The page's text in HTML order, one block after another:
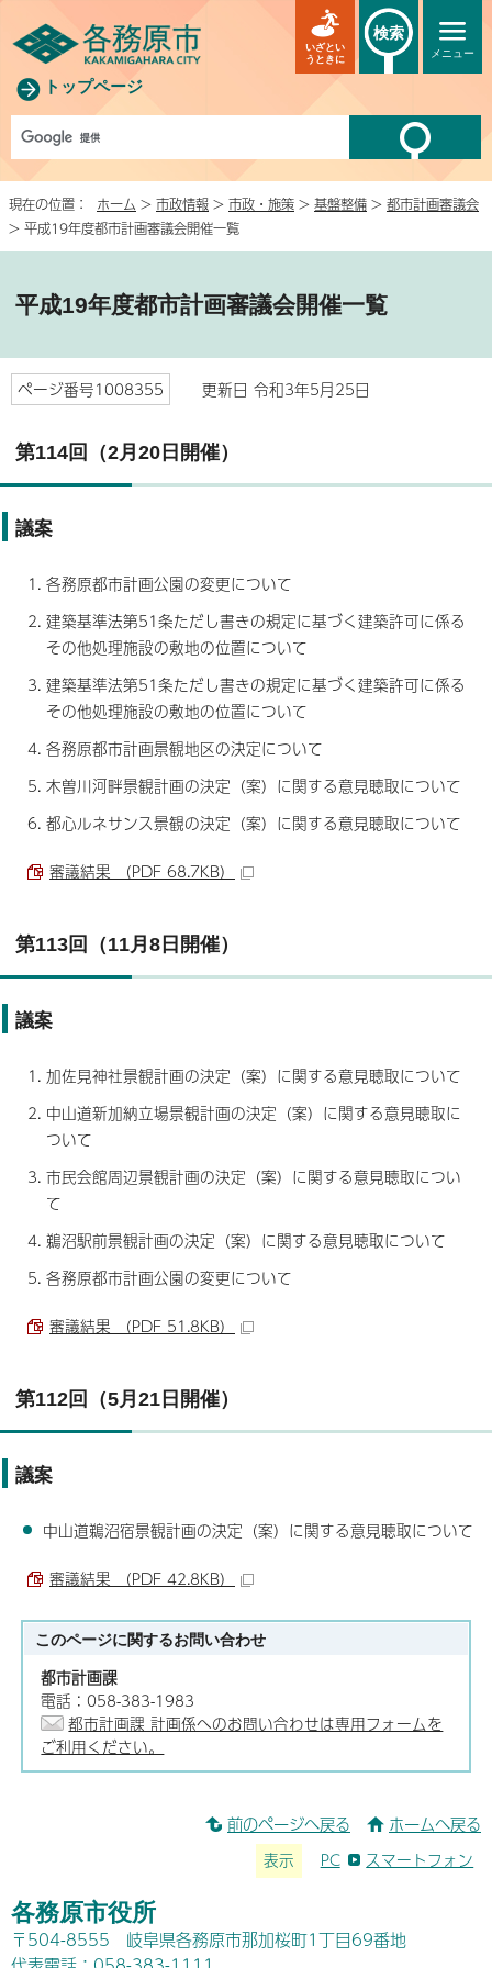
トップページ
メニュー
いざとい
うときに
検索
現在の位置： ホーム > 市政情報 > 市政・施策 > 基盤整備 > 都市計画審議会
> 平成19年度都市計画審議会開催一覧
平成19年度都市計画審議会開催一覧
ページ番号1008355 更新日 令和3年5月25日
第114回（2月20日開催）
議案
各務原都市計画公園の変更について
建築基準法第51条ただし書きの規定に基づく建築許可に係る
その他処理施設の敷地の位置について
建築基準法第51条ただし書きの規定に基づく建築許可に係る
その他処理施設の敷地の位置について
各務原都市計画景観地区の決定について
木曽川河畔景観計画の決定（案）に関する意見聴取について
都心ルネサンス景観の決定（案）に関する意見聴取について
審議結果 （PDF 68.7KB）
第113回（11月8日開催）
議案
加佐見神社景観計画の決定（案）に関する意見聴取について
中山道新加納立場景観計画の決定（案）に関する意見聴取に
ついて
市民会館周辺景観計画の決定（案）に関する意見聴取につい
て
鵜沼駅前景観計画の決定（案）に関する意見聴取について
各務原都市計画公園の変更について
審議結果 （PDF 51.8KB）
第112回（5月21日開催）
議案
中山道鵜沼宿景観計画の決定（案）に関する意見聴取について
審議結果 （PDF 42.8KB）
このページに関するお問い合わせ
都市計画課
電話：058-383-1983
都市計画課 計画係へのお問い合わせは専用フォームを
ご利用ください。
前のページへ戻る ホームへ戻る
表示 PC スマートフォン
各務原市役所
〒504-8555 岐阜県各務原市那加桜町1丁目69番地